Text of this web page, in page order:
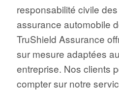
responsabilité civile
assurance automobile
TruShield Assurance
sur mesure adaptées
entreprise. Nos clients
compter sur notre